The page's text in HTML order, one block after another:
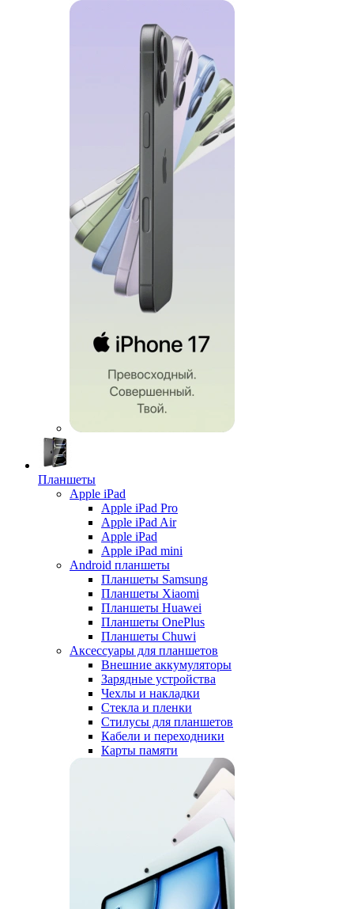
Планшеты
Apple iPad
Apple iPad Pro
Apple iPad Air
Apple iPad
Apple iPad mini
Android планшеты
Планшеты Samsung
Планшеты Xiaomi
Планшеты Huawei
Планшеты OnePlus
Планшеты Chuwi
Аксессуары для планшетов
Внешние аккумуляторы
Зарядные устройства
Чехлы и накладки
Стекла и пленки
Стилусы для планшетов
Кабели и переходники
Карты памяти